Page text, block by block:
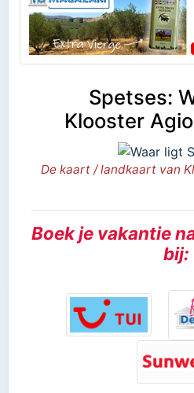
Spetses:
Klooster
De kaart / landkaart van
Boek je vakantie
bij: